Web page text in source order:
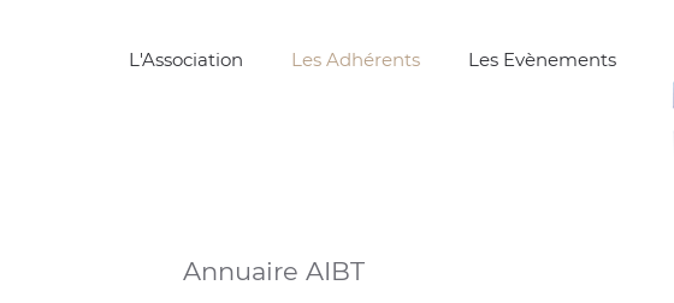
L'Association Les Adhérents Les Evènements
Annuaire AIBT